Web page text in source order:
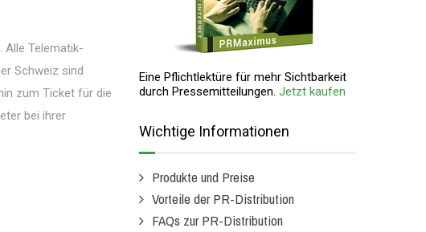
Alle Telematik-
Schweiz sind
zum Ticket für die
bei ihrer
Eine Pflichtlektüre für mehr Sichtbarkeit
durch Pressemitteilungen. Jetzt kaufen
Wichtige Informationen
Produkte und Preise
Vorteile der PR-Distribution
FAQs zur PR-Distribution